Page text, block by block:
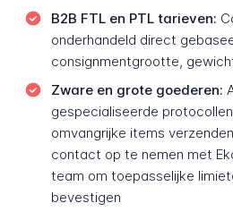
B2B FTL en PTL tarieven:
onderhandeld direct
consignmentgrootte,
Zware en grote goederen:
gespecialiseerde
omvangrijke items
contact op te nemen met
team om toepasselijke
bevestigen